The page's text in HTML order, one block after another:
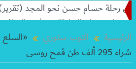
رحلة حسام حسن نحو المجد (تقرير)
تودعان البطولة من ثمن النهائي
الرئيسية
التوب ستوري
«السلع
شراء 295 ألف طن قمح روسى